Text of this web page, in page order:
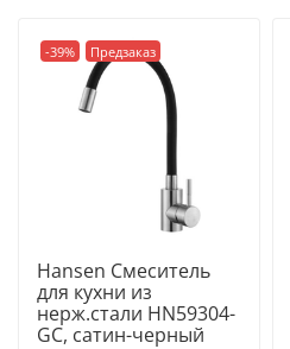
-39% Предзаказ
Hansen Смеситель
для кухни из
нерж.стали HN59304-
GC, сатин-черный